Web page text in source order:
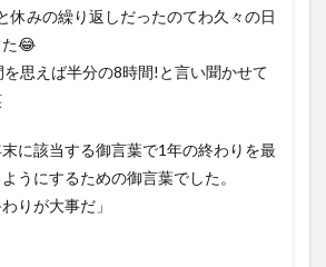
休みの繰り返しだったのてわ久々の日
た😂
思えば半分の8時間!と言い聞かせて
に該当する御言葉で1年の終わりを最
うにするための御言葉でした。
りが大事だ」